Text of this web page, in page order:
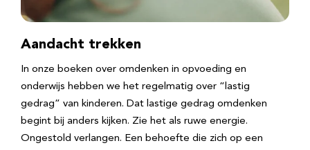
Aandacht trekken
In onze boeken over omdenken in opvoeding en
onderwijs hebben we het regelmatig over “lastig
gedrag” van kinderen. Dat lastige gedrag omdenken
begint bij anders kijken. Zie het als ruwe energie.
Ongestold verlangen. Een behoefte die zich op een